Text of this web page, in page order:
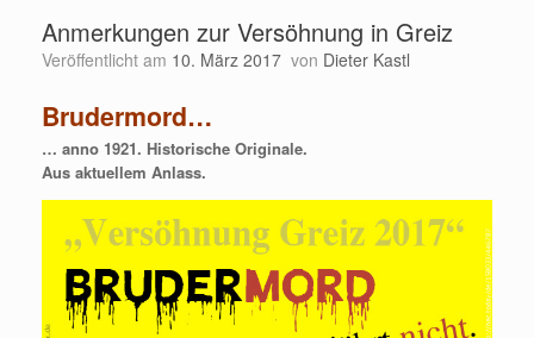
Anmerkungen zur Versöhnung in Greiz
Veröffentlicht am 10. März 2017 von Dieter Kastl
Brudermord…
… anno 1921. Historische Originale.
Aus aktuellem Anlass.